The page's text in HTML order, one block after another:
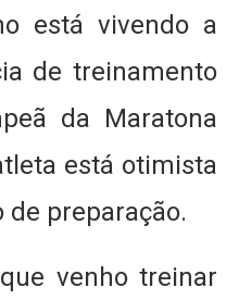
está vivendo a
de treinamento
da Maratona
está otimista
de preparação.
venho treinar